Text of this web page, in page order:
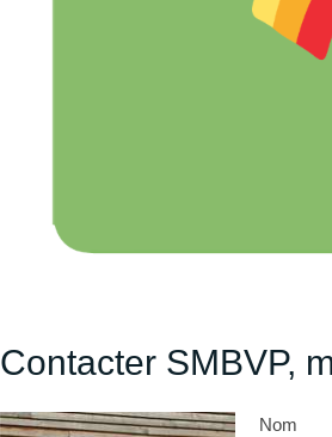
Contacter SMBVP,
Nom